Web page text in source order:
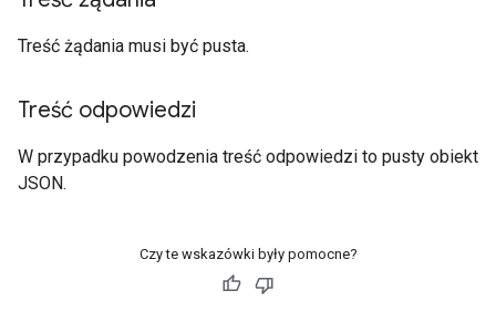
Treść żądania musi być pusta.
Treść odpowiedzi
W przypadku powodzenia treść odpowiedzi to pusty obiekt
JSON.
Czy te wskazówki były pomocne?